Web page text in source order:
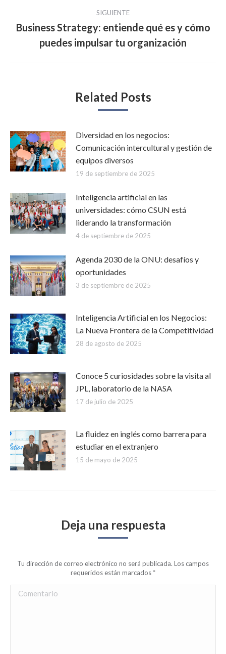
SIGUIENTE
Publicación
siguiente:
Business Strategy: entiende qué es y cómo
puedes impulsar tu organización
Related Posts
Diversidad en los negocios:
Comunicación intercultural y gestión de
equipos diversos
19 de septiembre de 2025
Inteligencia artificial en las
universidades: cómo CSUN está
liderando la transformación
4 de septiembre de 2025
Agenda 2030 de la ONU: desafíos y
oportunidades
3 de septiembre de 2025
Inteligencia Artificial en los Negocios:
La Nueva Frontera de la Competitividad
28 de agosto de 2025
Conoce 5 curiosidades sobre la visita al
JPL, laboratorio de la NASA
17 de julio de 2025
La fluidez en inglés como barrera para
estudiar en el extranjero
15 de mayo de 2025
Deja una respuesta
Tu dirección de correo electrónico no será publicada. Los campos
requeridos están marcados*
Comentario